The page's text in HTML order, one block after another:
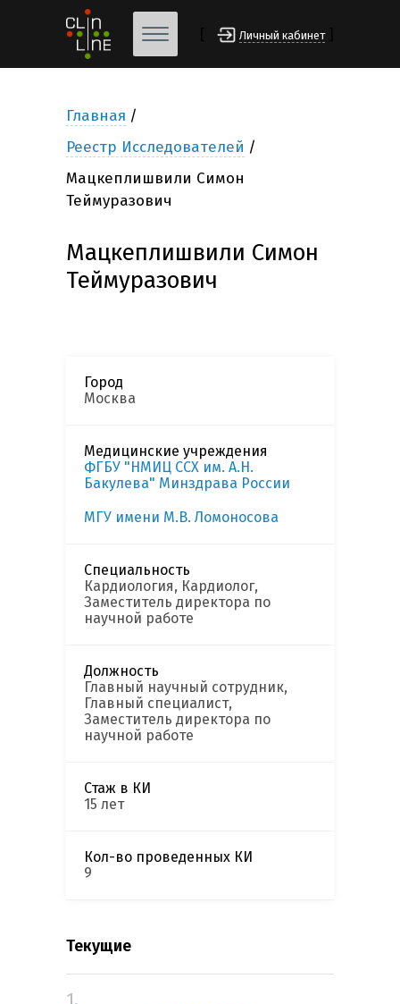
Личный кабинет
Главная
Реестр Исследователей
Мацкеплишвили Симон
Теймуразович
Мацкеплишвили Симон
Теймуразович
Город
Москва
Медицинские учреждения
ФГБУ "НМИЦ ССХ им. А.Н.
Бакулева" Минздрава России
МГУ имени М.В. Ломоносова
Специальность
Кардиология, Кардиолог,
Заместитель директора по
научной работе
Должность
Главный научный сотрудник,
Главный специалист,
Заместитель директора по
научной работе
Стаж в КИ
15 лет
Кол-во проведенных КИ
9
Текущие